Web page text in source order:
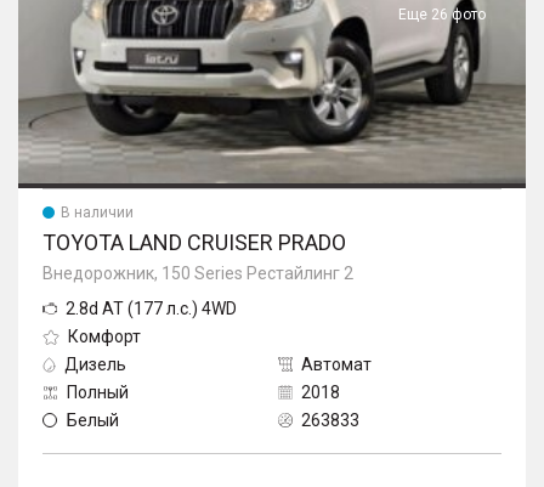
Еще 26 фото
В наличии
TOYOTA LAND CRUISER PRADO
Внедорожник, 150 Series Рестайлинг 2
2.8d AT (177 л.с.) 4WD
Комфорт
Дизель
Автомат
Полный
2018
Белый
263833